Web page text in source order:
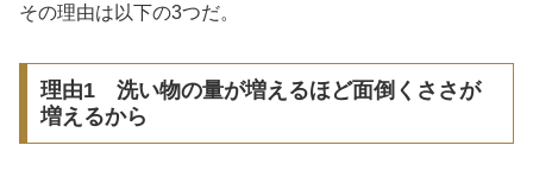
その理由は以下の3つだ。
理由1 洗い物の量が増えるほど面倒くささが
増えるから